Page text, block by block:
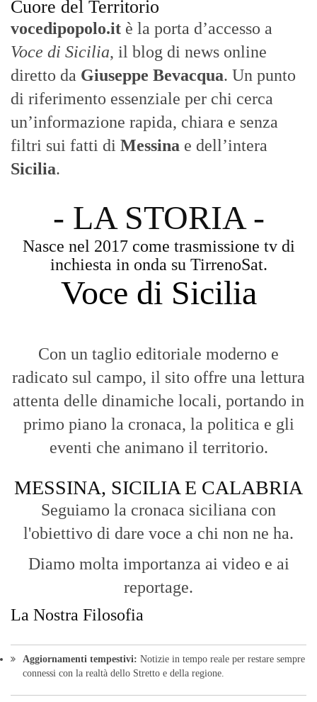
Cuore del Territorio
vocedipopolo.it è la porta d’accesso a
Voce di Sicilia, il blog di news online
diretto da Giuseppe Bevacqua. Un punto
di riferimento essenziale per chi cerca
un’informazione rapida, chiara e senza
filtri sui fatti di Messina e dell’intera
Sicilia.
- LA STORIA -
Nasce nel 2017 come trasmissione tv di
inchiesta in onda su TirrenoSat.
Voce di Sicilia
Con un taglio editoriale moderno e
radicato sul campo, il sito offre una lettura
attenta delle dinamiche locali, portando in
primo piano la cronaca, la politica e gli
eventi che animano il territorio.
MESSINA, SICILIA E CALABRIA
Seguiamo la cronaca siciliana con
l'obiettivo di dare voce a chi non ne ha.
Diamo molta importanza ai video e ai
reportage.
La Nostra Filosofia
Aggiornamenti tempestivi: Notizie in tempo reale per restare sempre
connessi con la realtà dello Stretto e della regione.